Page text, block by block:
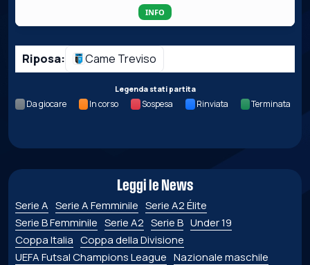
INFO
Riposa: Came Treviso
Legenda stati partita
Da giocare In corso Sospesa Rinviata Terminata
Leggi le News
Serie A Serie A Femminile Serie A2 Élite
Serie B Femminile Serie A2 Serie B Under 19
Coppa Italia Coppa della Divisione
UEFA Futsal Champions League Nazionale maschile